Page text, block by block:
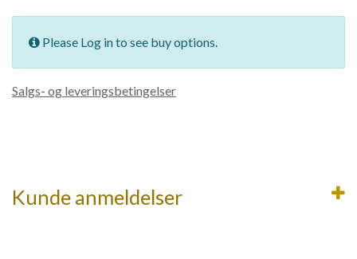
Please Log in to see buy options.
Salgs- og leveringsbetingelser
Kunde anmeldelser